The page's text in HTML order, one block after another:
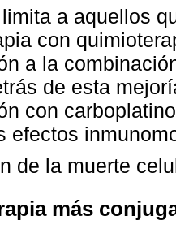
a aquellos
con
a la
de esta
con
efectos
de la muerte
más